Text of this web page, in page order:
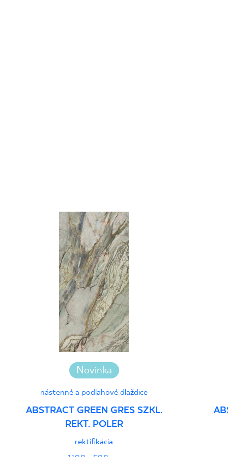
Novinka
nástenné a podlahové dlaždice
ABSTRACT GREEN GRES SZKL.
REKT. POLER
rektifikácia